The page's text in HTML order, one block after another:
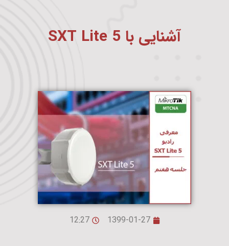
آشنایی با SXT Lite 5
1399-01-27
12:27